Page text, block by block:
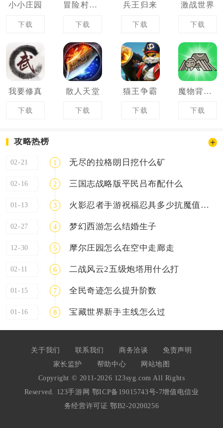
小小庄园
下载
冒险村物语
下载
兵王归来
下载
激战世界
下载
我要修真
下载
散人天堂
下载
猫王争霸
下载
魔物背包系统
下载
攻略热榜
02-21 1 无尽的拉格朗日挖什么矿
02-16 2 三国志战略版平民吕布配什么
01-13 3 火影忍者手游祝福忍具多少抗魔值能出
02-27 4 梦幻西游怎么结婚生子
12-30 5 摩尔庄园怎么在空中走廊走
02-11 6 二战风云2五级炮塔用什么打
01-15 7 全民奇迹怎么提升阶数
01-16 8 宝藏世界新手主线怎么过
关于我们 联系我们 商务洽谈
免责声明
家长监护
帮助中心
网站地图
Copyright © 2011-2026 123syg.com All Rights
Reserved. 123手游网 鄂ICP备19015743号-7增值电信业
务经营许可证 鄂B2-20200256